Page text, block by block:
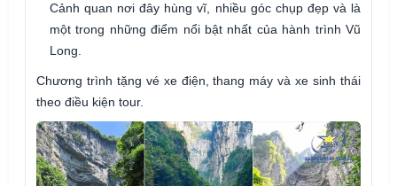
Cảnh quan nơi đây hùng vĩ, nhiều góc chụp đẹp và là
một trong những điểm nổi bật nhất của hành trình Vũ
Long.
Chương trình tặng vé xe điện, thang máy và xe sinh thái
theo điều kiện tour.